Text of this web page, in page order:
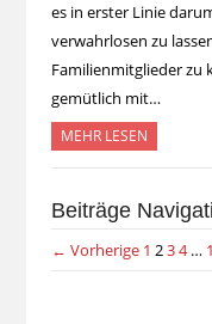
es in erster Linie
verwahrlosen zu
Familienmitglieder zu
gemütlich mit…
MEHR LESEN
Beiträge
← Vorherige 1 234 …